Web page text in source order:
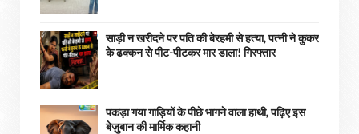
साड़ी न खरीदने पर पति की बेरहमी से हत्या, पत्नी ने कुकर
के ढक्कन से पीट-पीटकर मार डाला! गिरफ्तार
पकड़ा गया गाड़ियों के पीछे भागने वाला हाथी, पढ़िए इस
बेज़ुबान की मार्मिक कहानी